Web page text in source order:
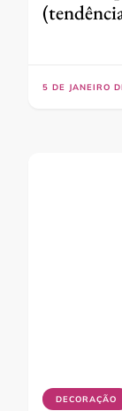
5 DE JANEIRO
DECORAÇÃO